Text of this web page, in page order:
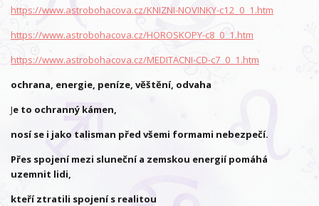
https://www.astrobohacova.cz/KNIZNI-NOVINKY-c12_0_1.htm
https://www.astrobohacova.cz/HOROSKOPY-c8_0_1.htm
https://www.astrobohacova.cz/MEDITACNI-CD-c7_0_1.htm
ochrana, energie, peníze, věštění, odvaha
Je to ochranný kámen,
nosí se i jako talisman před všemi formami nebezpečí.
Přes spojení mezi sluneční a zemskou energií pomáhá
uzemnit lidi,
kteří ztratili spojení s realitou